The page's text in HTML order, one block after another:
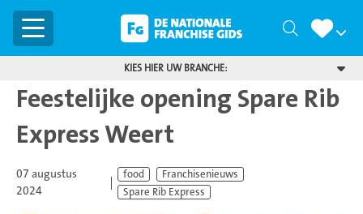
Menu Zoeken
KIES HIER UW BRANCHE:
Feestelijke opening Spare Rib
Express Weert
07 augustus
2024
food
Franchisenieuws
Spare Rib Express